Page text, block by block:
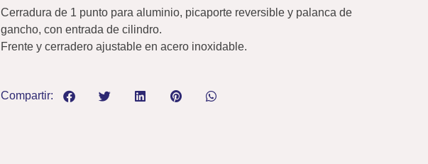
Cerradura de 1 punto para aluminio, picaporte reversible y palanca de
gancho, con entrada de cilindro.
Frente y cerradero ajustable en acero inoxidable.
Compartir: